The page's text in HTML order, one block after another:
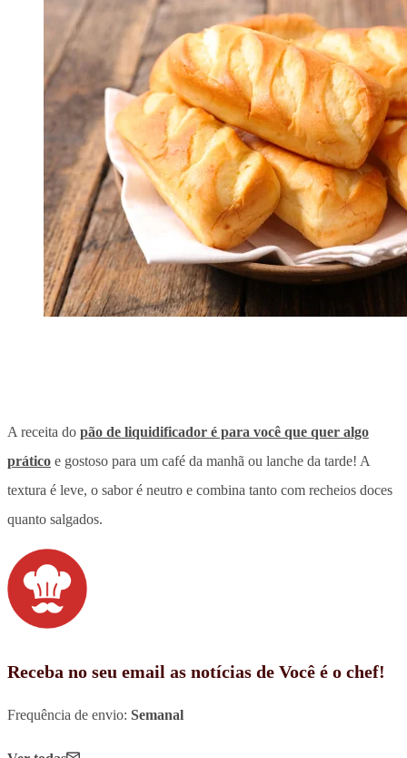
A receita do pão de liquidificador é para você que quer algo
prático e gostoso para um café da manhã ou lanche da tarde! A
textura é leve, o sabor é neutro e combina tanto com recheios doces
quanto salgados.
Receba no seu email as notícias de Você é o chef!
Frequência de envio: Semanal